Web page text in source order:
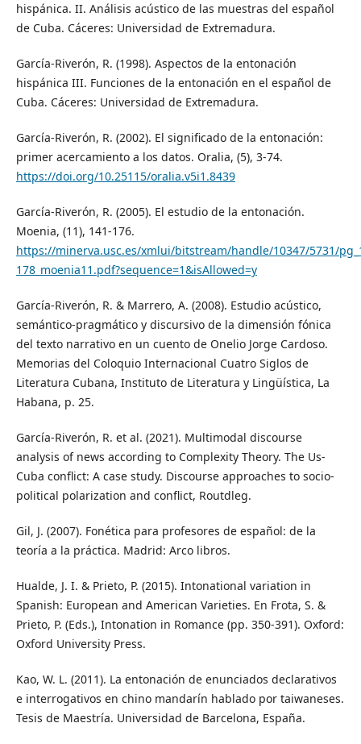
hispánica. II. Análisis acústico de las muestras del español
de Cuba. Cáceres: Universidad de Extremadura.
García-Riverón, R. (1998). Aspectos de la entonación
hispánica III. Funciones de la entonación en el español de
Cuba. Cáceres: Universidad de Extremadura.
García-Riverón, R. (2002). El significado de la entonación:
primer acercamiento a los datos. Oralia, (5), 3-74.
https://doi.org/10.25115/oralia.v5i1.8439
García-Riverón, R. (2005). El estudio de la entonación.
Moenia, (11), 141-176.
https://minerva.usc.es/xmlui/bitstream/handle/10347/5731/
178_moenia11.pdf?sequence=1&isAllowed=y
García-Riverón, R. & Marrero, A. (2008). Estudio acústico,
semántico-pragmático y discursivo de la dimensión fónica
del texto narrativo en un cuento de Onelio Jorge Cardoso.
Memorias del Coloquio Internacional Cuatro Siglos de
Literatura Cubana, Instituto de Literatura y Lingüística, La
Habana, p. 25.
García-Riverón, R. et al. (2021). Multimodal discourse
analysis of news according to Complexity Theory. The Us-
Cuba conflict: A case study. Discourse approaches to socio-
political polarization and conflict, Routdleg.
Gil, J. (2007). Fonética para profesores de español: de la
teoría a la práctica. Madrid: Arco libros.
Hualde, J. I. & Prieto, P. (2015). Intonational variation in
Spanish: European and American Varieties. En Frota, S. &
Prieto, P. (Eds.), Intonation in Romance (pp. 350-391). Oxford:
Oxford University Press.
Kao, W. L. (2011). La entonación de enunciados declarativos
e interrogativos en chino mandarín hablado por taiwaneses.
Tesis de Maestría. Universidad de Barcelona, España.